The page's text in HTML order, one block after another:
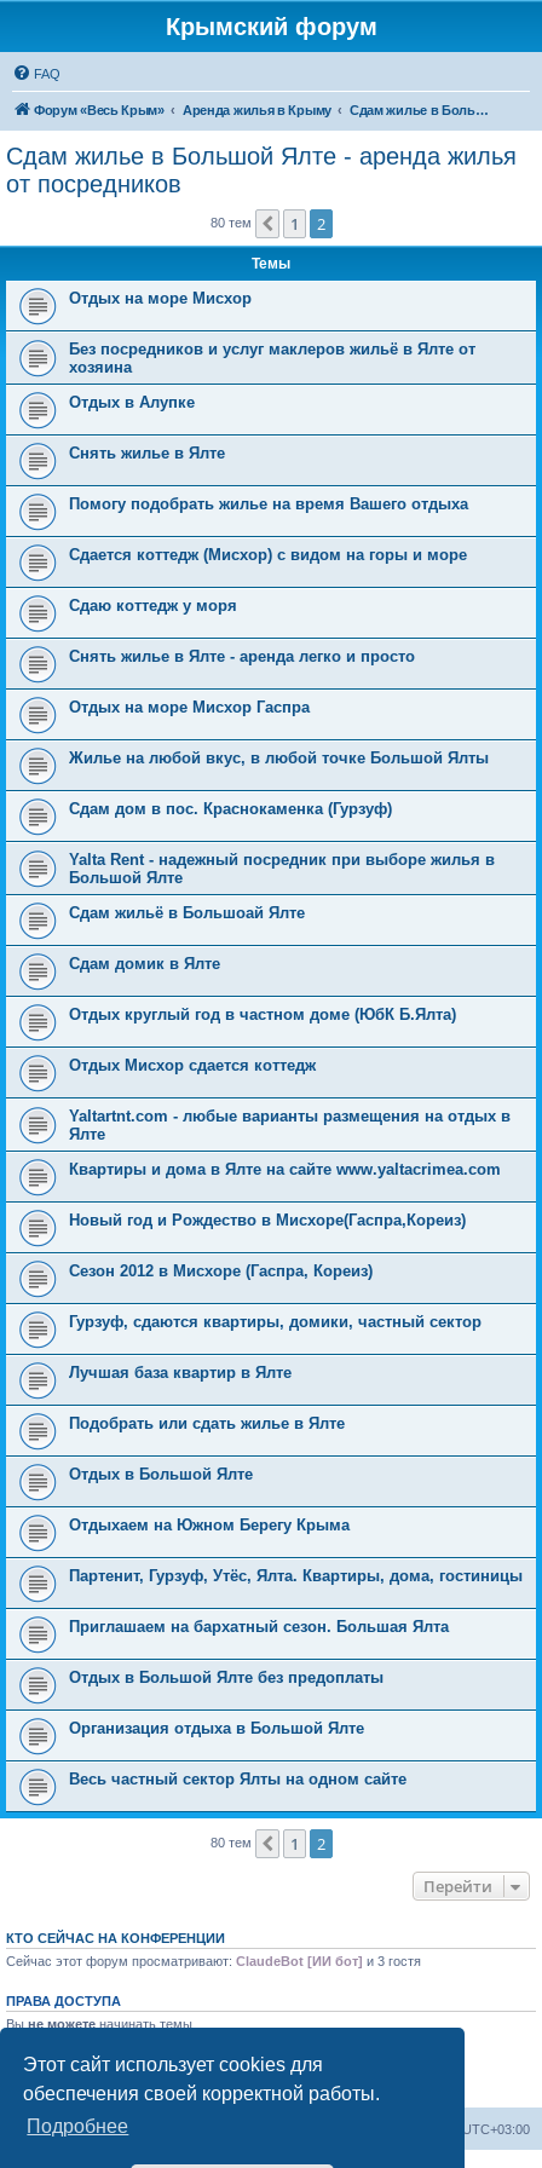
Этот сайт использует cookies для
обеспечения своей корректной работы.
Подробнее
Крымский форум
FAQ
Форум «Весь Крым» Аренда жилья в Крыму Сдам жилье в Большой Ялте - аренда жилья от посредников
Сдам жилье в Большой Ялте - аренда жилья
от посредников
80 тем Пред.
1 2
Темы
Отдых на море Мисхор
Без посредников и услуг маклеров жильё в Ялте от
хозяина
Отдых в Алупке
Снять жилье в Ялте
Помогу подобрать жилье на время Вашего отдыха
Сдается коттедж (Мисхор) с видом на горы и море
Сдаю коттедж у моря
Снять жилье в Ялте - аренда легко и просто
Отдых на море Мисхор Гаспра
Жилье на любой вкус, в любой точке Большой Ялты
Сдам дом в пос. Краснокаменка (Гурзуф)
Yalta Rent - надежный посредник при выборе жилья в
Большой Ялте
Сдам жильё в Большоай Ялте
Сдам домик в Ялте
Отдых круглый год в частном доме (ЮбК Б.Ялта)
Отдых Мисхор сдается коттедж
Yaltartnt.com - любые варианты размещения на отдых в
Ялте
Квартиры и дома в Ялте на сайте www.yaltacrimea.com
Новый год и Рождество в Мисхоре(Гаспра,Кореиз)
Сезон 2012 в Мисхоре (Гаспра, Кореиз)
Гурзуф, сдаются квартиры, домики, частный сектор
Лучшая база квартир в Ялте
Подобрать или сдать жилье в Ялте
Отдых в Большой Ялте
Отдыхаем на Южном Берегу Крыма
Партенит, Гурзуф, Утёс, Ялта. Квартиры, дома, гостиницы
Приглашаем на бархатный сезон. Большая Ялта
Отдых в Большой Ялте без предоплаты
Организация отдыха в Большой Ялте
Весь частный сектор Ялты на одном сайте
80 тем Пред.
1
2
Перейти
КТО СЕЙЧАС НА КОНФЕРЕНЦИИ
Сейчас этот форум просматривают: ClaudeBot [ИИ бот] и 3 гостя
ПРАВА ДОСТУПА
Вы не можете начинать темы
Выне можетередактировать свои сообщения
Выне можетеудалять свои сообщения
Выне можетедобавлять вложения
Форум «Весь Крым» UTC+03:00